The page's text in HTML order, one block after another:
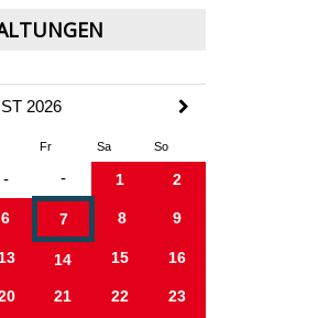
2026
Fr Sa So
- - 1 2
6 7 8 9
13 14 15 16
21 22 23